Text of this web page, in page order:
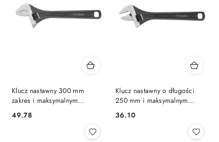
Klucz nastawny 300 mm
zakres i maksymalnym
rozwarciu szczęk 0-41 mm
TOPEX 35D558
Cena:
49.78
Klucz nastawny o długości
250 mm i maksymalnym
rozwarciu zakres 0-35 mm
TOPEX 35D557
Cena:
36.10